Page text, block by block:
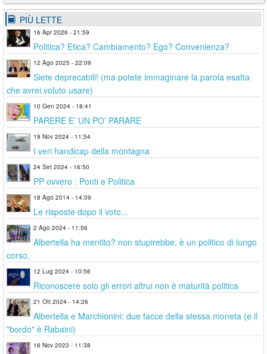
PIÙ LETTE
16 Apr 2026 - 21:59
Politica? Etica? Cambiamento? Ego? Convenienza?
12 Ago 2025 - 22:09
Siete deprecabili! (ma potete immaginare la parola esatta
che avrei voluto usare)
10 Gen 2024 - 18:41
PARERE E’ UN PO’ PARARE
19 Nov 2024 - 11:54
I veri handicap della montagna
24 Set 2024 - 16:50
PP ovvero : Ponti e Politica
18 Ago 2014 - 14:09
Le risposte dopo il voto...
2 Ago 2024 - 11:56
Albertella ha mentito? non stupirebbe, è un politico di lungo
corso.
12 Lug 2024 - 10:56
Riconoscere solo gli errori altrui non è maturità politica
21 Ott 2024 - 14:26
Albertella e Marchionini: due facce della stessa moneta (e il
"bordo" è Rabaini)
16 Nov 2023 - 11:38